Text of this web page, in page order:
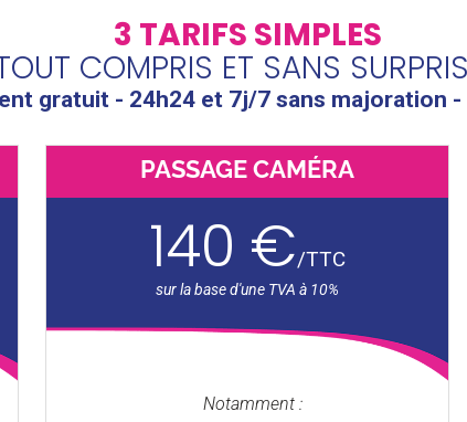
3 TARIFS SIMPLES
COMPRIS ET SANS
gratuit - 24h24 et 7j/7 sans majoration
PASSAGE CAMÉRA
140 €/TTC
Notamment :